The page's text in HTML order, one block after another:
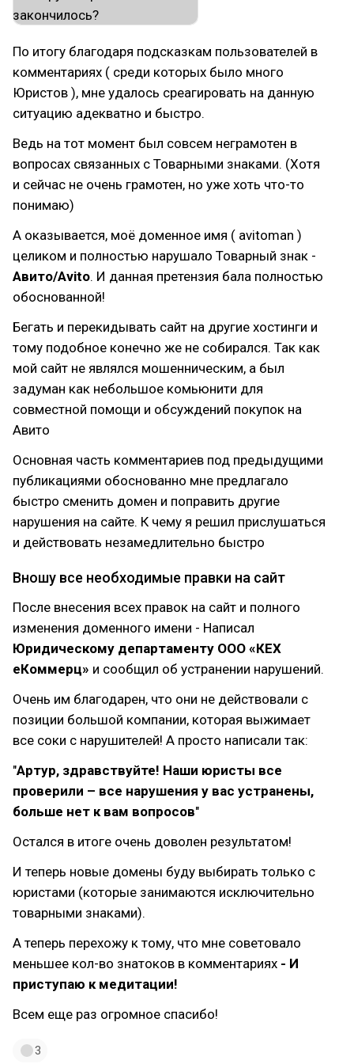
По итогу благодаря подсказкам пользователей в
комментариях ( среди которых было много
Юристов ), мне удалось среагировать на данную
ситуацию адекватно и быстро.
Ведь на тот момент был совсем неграмотен в
вопросах связанных с Товарными знаками. (Хотя
и сейчас не очень грамотен, но уже хоть что-то
понимаю)
А оказывается, моё доменное имя ( avitoman )
целиком и полностью нарушало Товарный знак -
Авито/Avito. И данная претензия бала полностью
обоснованной!
Бегать и перекидывать сайт на другие хостинги и
тому подобное конечно же не собирался. Так как
мой сайт не являлся мошенническим, а был
задуман как небольшое комьюнити для
совместной помощи и обсуждений покупок на
Авито
Основная часть комментариев под предыдущими
публикациями обоснованно мне предлагало
быстро сменить домен и поправить другие
нарушения на сайте. К чему я решил прислушаться
и действовать незамедлительно быстро
Вношу все необходимые правки на сайт
После внесения всех правок на сайт и полного
изменения доменного имени - Написал
Юридическому департаменту ООО «КЕХ
еКоммерц» и сообщил об устранении нарушений.
Очень им благодарен, что они не действовали с
позиции большой компании, которая выжимает
все соки с нарушителей! А просто написали так:
"Артур, здравствуйте! Наши юристы все
проверили – все нарушения у вас устранены,
больше нет к вам вопросов"
Остался в итоге очень доволен результатом!
И теперь новые домены буду выбирать только с
юристами (которые занимаются исключительно
товарными знаками).
А теперь перехожу к тому, что мне советовало
меньшее кол-во знатоков в комментариях - И
приступаю к медитации!
Всем еще раз огромное спасибо!
3